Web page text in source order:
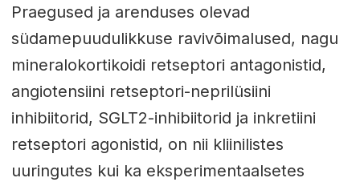
Praegused ja arenduses olevad
südamepuudulikkuse ravivõimalused, nagu
mineralokortikoidi retseptori antagonistid,
angiotensiini retseptori-neprilüsiini
inhibiitorid, SGLT2-inhibiitorid ja inkretiini
retseptori agonistid, on nii kliinilistes
uuringutes kui ka eksperimentaalsetes